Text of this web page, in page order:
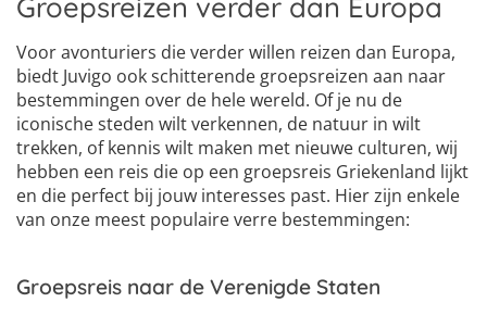
Voor avonturiers die verder willen reizen dan Europa,
biedt Juvigo ook schitterende groepsreizen aan naar
bestemmingen over de hele wereld. Of je nu de
iconische steden wilt verkennen, de natuur in wilt
trekken, of kennis wilt maken met nieuwe culturen, wij
hebben een reis die op een groepsreis Griekenland lijkt
en die perfect bij jouw interesses past. Hier zijn enkele
van onze meest populaire verre bestemmingen:
Groepsreis naar de Verenigde Staten